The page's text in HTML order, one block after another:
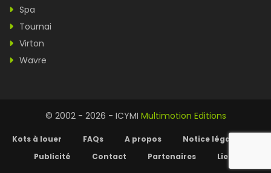
Spa
Tournai
Virton
Wavre
© 2002 - 2026 - ICYMI Multimotion Editions
Kots à louer FAQs A propos
Notice légale
Publicité
Contact Partenaires Liens